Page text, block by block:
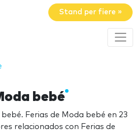
Stand per fiere »
bebé
Ferias de Moda bebé en 23
relacionados con Ferias de